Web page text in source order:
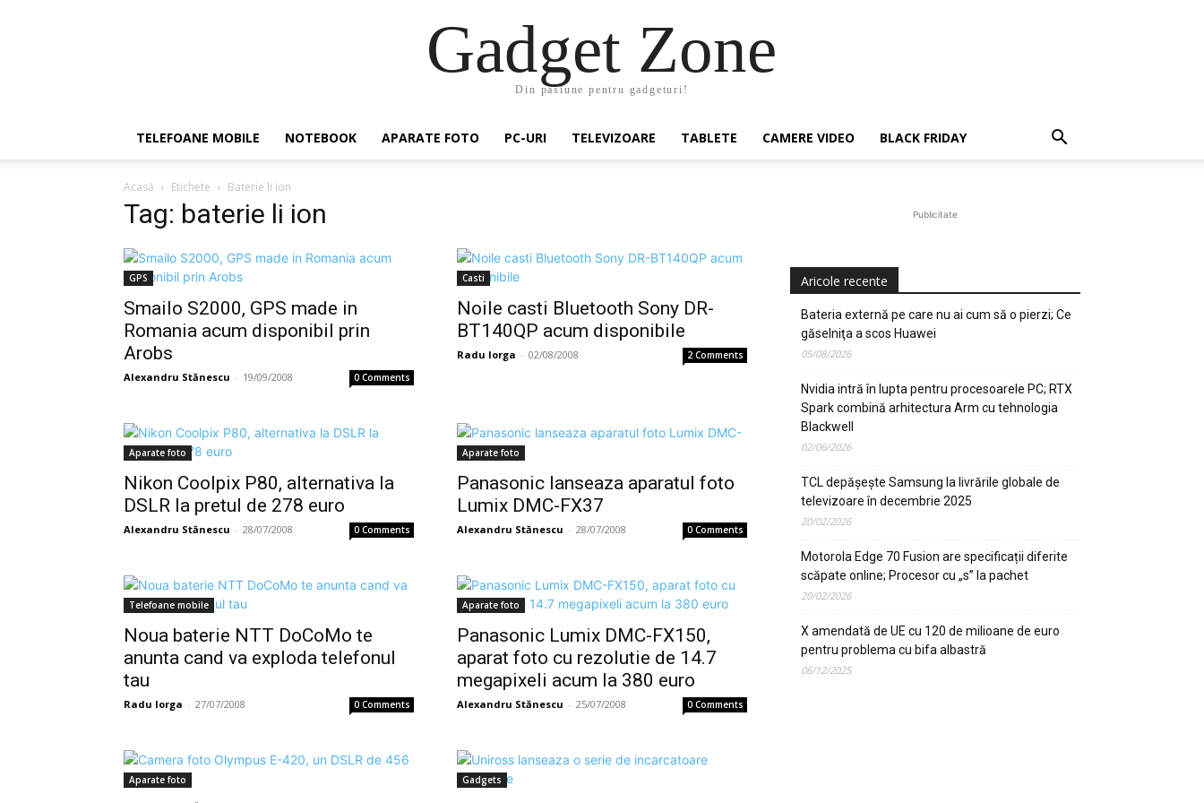
Gadget Zone
Din pasiune pentru gadgeturi!
TELEFOANE MOBILE NOTEBOOK APARATE FOTO PC-URI TELEVIZOARE TABLETE CAMERE VIDEO BLACK FRIDAY
Acasă Etichete Baterie li ion
Tag: baterie li ion
GPS
Smailo S2000, GPS made in
Romania acum disponibil prin
Arobs
Alexandru Stănescu - 19/09/2008 0 Comments
Casti
Noile casti Bluetooth Sony DR-
BT140QP acum disponibile
Radu Iorga - 02/08/2008 2 Comments
Aparate foto
Nikon Coolpix P80, alternativa la
DSLR la pretul de 278 euro
Alexandru Stănescu - 28/07/2008 0 Comments
Aparate foto
Panasonic lanseaza aparatul foto
Lumix DMC-FX37
Alexandru Stănescu - 28/07/2008 0 Comments
Telefoane mobile
Noua baterie NTT DoCoMo te
anunta cand va exploda telefonul
tau
Radu Iorga - 27/07/2008 0 Comments
Aparate foto
Panasonic Lumix DMC-FX150,
aparat foto cu rezolutie de 14.7
megapixeli acum la 380 euro
Alexandru Stănescu - 25/07/2008 0 Comments
Aparate foto Gadgets
Publicitate
Aricole recente
Bateria externă pe care nu ai cum să o pierzi; Ce
găselniţa a scos Huawei
05/08/2026
Nvidia intră în lupta pentru procesoarele PC; RTX
Spark combină arhitectura Arm cu tehnologia
Blackwell
02/06/2026
TCL depășește Samsung la livrările globale de
televizoare în decembrie 2025
20/02/2026
Motorola Edge 70 Fusion are specificații diferite
scăpate online; Procesor cu „s” la pachet
20/02/2026
X amendată de UE cu 120 de milioane de euro
pentru problema cu bifa albastră
06/12/2025